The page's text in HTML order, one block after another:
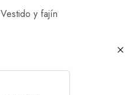
Vestido y fajín